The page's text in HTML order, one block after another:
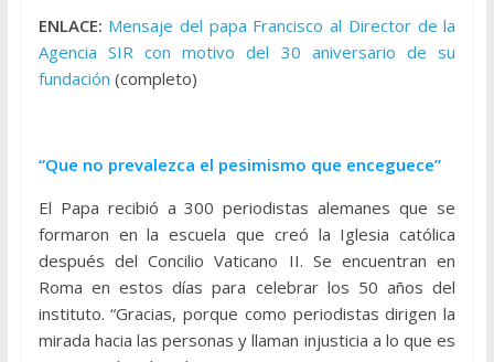
ENLACE: Mensaje del papa Francisco al Director de la
Agencia SIR con motivo del 30 aniversario de su
fundación (completo)
“Que no prevalezca el pesimismo que enceguece”
El Papa recibió a 300 periodistas alemanes que se
formaron en la escuela que creó la Iglesia católica
después del Concilio Vaticano II. Se encuentran en
Roma en estos días para celebrar los 50 años del
instituto. “Gracias, porque como periodistas dirigen la
mirada hacia las personas y llaman injusticia a lo que es